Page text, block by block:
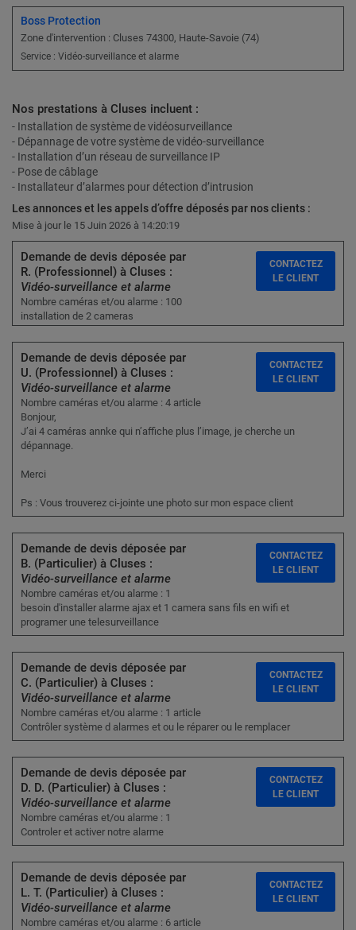
Boss Protection
Zone d'intervention : Cluses 74300, Haute-Savoie (74)
Service : Vidéo-surveillance et alarme
Nos prestations à Cluses incluent :
- Installation de système de vidéosurveillance
- Dépannage de votre système de vidéo-surveillance
- Installation d’un réseau de surveillance IP
- Pose de câblage
- Installateur d’alarmes pour détection d’intrusion
Les annonces et les appels d’offre déposés par nos clients :
Mise à jour le 15 Juin 2026 à 14:20:19
Demande de devis déposée par
R. (Professionnel) à Cluses :
Vidéo-surveillance et alarme
Nombre caméras et/ou alarme : 100
installation de 2 cameras
CONTACTEZ
LE CLIENT
Demande de devis déposée par
U. (Professionnel) à Cluses :
Vidéo-surveillance et alarme
Nombre caméras et/ou alarme : 4 article
Bonjour,
J’ai 4 caméras annke qui n’affiche plus l’image, je cherche un
dépannage.
Merci
Ps : Vous trouverez ci-jointe une photo sur mon espace client
CONTACTEZ
LE CLIENT
Demande de devis déposée par
B. (Particulier) à Cluses :
Vidéo-surveillance et alarme
Nombre caméras et/ou alarme : 1
besoin d'installer alarme ajax et 1 camera sans fils en wifi et
programer une telesurveillance
CONTACTEZ
LE CLIENT
Demande de devis déposée par
C. (Particulier) à Cluses :
Vidéo-surveillance et alarme
Nombre caméras et/ou alarme : 1 article
Contrôler système d alarmes et ou le réparer ou le remplacer
CONTACTEZ
LE CLIENT
Demande de devis déposée par
D. D. (Particulier) à Cluses :
Vidéo-surveillance et alarme
Nombre caméras et/ou alarme : 1
Controler et activer notre alarme
CONTACTEZ
LE CLIENT
Demande de devis déposée par
L. T. (Particulier) à Cluses :
Vidéo-surveillance et alarme
Nombre caméras et/ou alarme : 6 article
CONTACTEZ
LE CLIENT